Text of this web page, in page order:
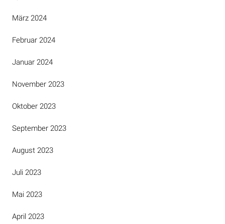
März 2024
Februar 2024
Januar 2024
November 2023
Oktober 2023
September 2023
August 2023
Juli 2023
Mai 2023
April 2023